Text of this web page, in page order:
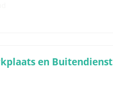
en Buitendienst